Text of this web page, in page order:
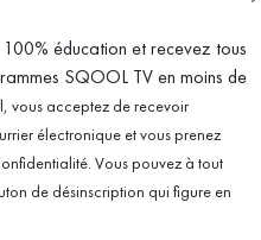
années. Comment
enfant ? Samantha
livre son
enfant est différent.
qui laisse une grande
des enfants.
intellectuel autrichien
éducation et recevez tous
SQOOL TV en moins de
vous acceptez de recevoir
électronique et vous prenez
Vous pouvez à tout
de désinscription qui figure en